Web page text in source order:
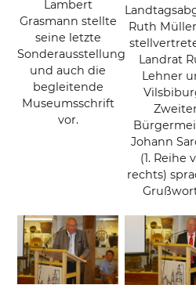
Lambert
Grasmann stellte
seine letzte
Sonderausstellung
und auch die
begleitende
Museumsschrift
vor.
Ruth
Landrat
Lehner
Johann
(1. Reihe
rechts)